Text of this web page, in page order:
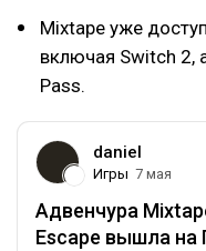
Mixtape уже
включая Switch 2,
Pass.
daniel
Игры 7 мая
Адвенчура
Escape вышла на